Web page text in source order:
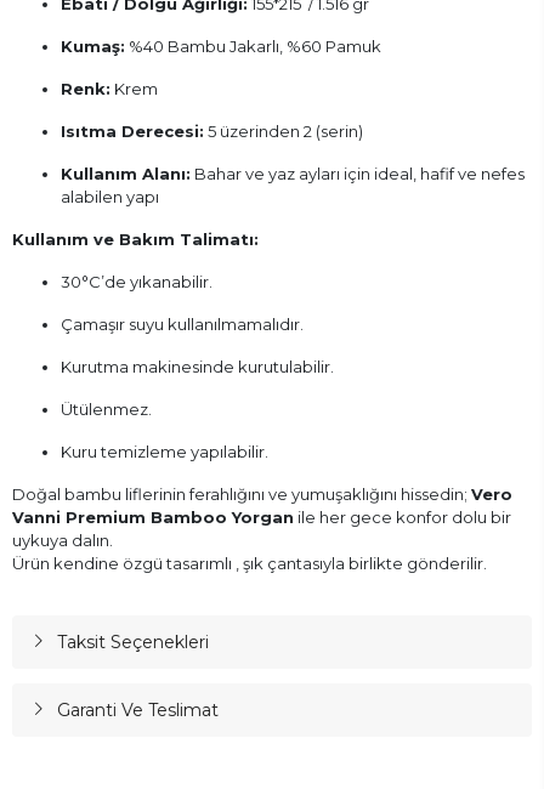
Kumaş: %40 Bambu Jakarlı, %60 Pamuk
Renk: Krem
Isıtma Derecesi: 5 üzerinden 2 (serin)
Kullanım Alanı: Bahar ve yaz ayları için ideal, hafif ve nefes
alabilen yapı
Kullanım ve Bakım Talimatı:
30°C’de yıkanabilir.
Çamaşır suyu kullanılmamalıdır.
Kurutma makinesinde kurutulabilir.
Ütülenmez.
Kuru temizleme yapılabilir.
Doğal bambu liflerinin ferahlığını ve yumuşaklığını hissedin; Vero
Vanni Premium Bamboo Yorgan ile her gece konfor dolu bir
uykuya dalın.
Ürün kendine özgü tasarımlı , şık çantasıyla birlikte gönderilir.
Taksit Seçenekleri
Garanti Ve Teslimat